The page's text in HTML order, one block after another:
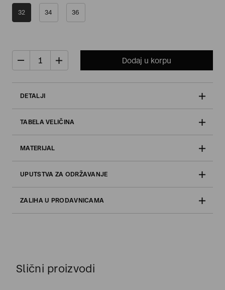
32 34 36
Dodaj u korpu
DETALJI
TABELA VELIČINA
MATERIJAL
UPUTSTVA ZA ODRŽAVANJE
ZALIHA U PRODAVNICAMA
Slični proizvodi